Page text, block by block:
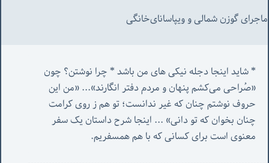
ماجرای گوزن شمالی و‌ ویپاسانای‌خانگی
«صُراحی می‌کشم پنهان‌ و مردم‌ دفتر انگارند»... «
چنان بخوان که تو دانی» ...
معنوی است برای کسانی که با هم همسفریم.